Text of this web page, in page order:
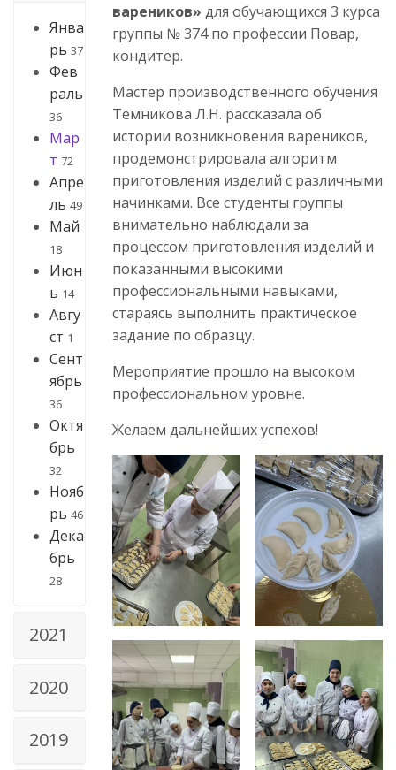
Янва
рь 37
Фев
раль
36
Мар
т 72
Апре
ль 49
Май
18
Июн
ь 14
Авгу
ст 1
Сент
ябрь
36
Октя
брь
32
Нояб
рь 46
Дека
брь
28
2021
2020
2019
вареников» для обучающихся 3 курса
группы № 374 по профессии Повар,
кондитер.
Мастер производственного обучения
Темникова Л.Н. рассказала об
истории возникновения вареников,
продемонстрировала алгоритм
приготовления изделий с различными
начинками. Все студенты группы
внимательно наблюдали за
процессом приготовления изделий и
показанными высокими
профессиональными навыками,
стараясь выполнить практическое
задание по образцу.
Мероприятие прошло на высоком
профессиональном уровне.
Желаем дальнейших успехов!